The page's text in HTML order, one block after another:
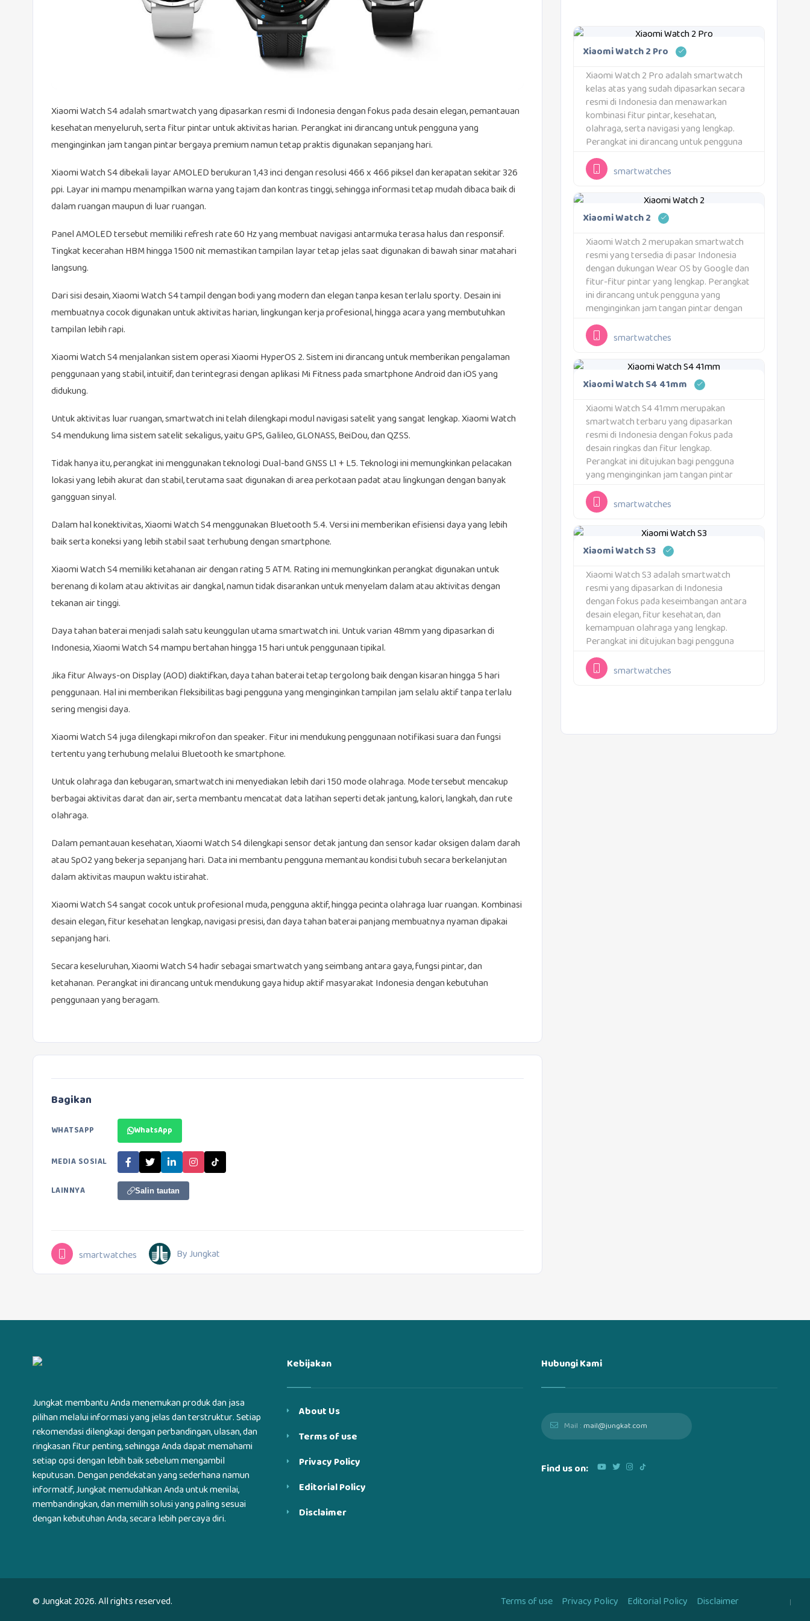
Xiaomi Watch S4 adalah smartwatch yang dipasarkan resmi di Indonesia dengan fokus pada desain elegan, pemantauan
kesehatan menyeluruh, serta fitur pintar untuk aktivitas harian. Perangkat ini dirancang untuk pengguna yang
menginginkan jam tangan pintar bergaya premium namun tetap praktis digunakan sepanjang hari.
Xiaomi Watch S4 dibekali layar AMOLED berukuran 1,43 inci dengan resolusi 466 x 466 piksel dan kerapatan sekitar 326
ppi. Layar ini mampu menampilkan warna yang tajam dan kontras tinggi, sehingga informasi tetap mudah dibaca baik di
dalam ruangan maupun di luar ruangan.
Panel AMOLED tersebut memiliki refresh rate 60 Hz yang membuat navigasi antarmuka terasa halus dan responsif.
Tingkat kecerahan HBM hingga 1500 nit memastikan tampilan layar tetap jelas saat digunakan di bawah sinar matahari
langsung.
Dari sisi desain, Xiaomi Watch S4 tampil dengan bodi yang modern dan elegan tanpa kesan terlalu sporty. Desain ini
membuatnya cocok digunakan untuk aktivitas harian, lingkungan kerja profesional, hingga acara yang membutuhkan
tampilan lebih rapi.
Xiaomi Watch S4 menjalankan sistem operasi Xiaomi HyperOS 2. Sistem ini dirancang untuk memberikan pengalaman
penggunaan yang stabil, intuitif, dan terintegrasi dengan aplikasi Mi Fitness pada smartphone Android dan iOS yang
didukung.
Untuk aktivitas luar ruangan, smartwatch ini telah dilengkapi modul navigasi satelit yang sangat lengkap. Xiaomi Watch
S4 mendukung lima sistem satelit sekaligus, yaitu GPS, Galileo, GLONASS, BeiDou, dan QZSS.
Tidak hanya itu, perangkat ini menggunakan teknologi Dual-band GNSS L1 + L5. Teknologi ini memungkinkan pelacakan
lokasi yang lebih akurat dan stabil, terutama saat digunakan di area perkotaan padat atau lingkungan dengan banyak
gangguan sinyal.
Dalam hal konektivitas, Xiaomi Watch S4 menggunakan Bluetooth 5.4. Versi ini memberikan efisiensi daya yang lebih
baik serta koneksi yang lebih stabil saat terhubung dengan smartphone.
Xiaomi Watch S4 memiliki ketahanan air dengan rating 5 ATM. Rating ini memungkinkan perangkat digunakan untuk
berenang di kolam atau aktivitas air dangkal, namun tidak disarankan untuk menyelam dalam atau aktivitas dengan
tekanan air tinggi.
Daya tahan baterai menjadi salah satu keunggulan utama smartwatch ini. Untuk varian 48mm yang dipasarkan di
Indonesia, Xiaomi Watch S4 mampu bertahan hingga 15 hari untuk penggunaan tipikal.
Jika fitur Always-on Display (AOD) diaktifkan, daya tahan baterai tetap tergolong baik dengan kisaran hingga 5 hari
penggunaan. Hal ini memberikan fleksibilitas bagi pengguna yang menginginkan tampilan jam selalu aktif tanpa terlalu
sering mengisi daya.
Xiaomi Watch S4 juga dilengkapi mikrofon dan speaker. Fitur ini mendukung penggunaan notifikasi suara dan fungsi
tertentu yang terhubung melalui Bluetooth ke smartphone.
Untuk olahraga dan kebugaran, smartwatch ini menyediakan lebih dari 150 mode olahraga. Mode tersebut mencakup
berbagai aktivitas darat dan air, serta membantu mencatat data latihan seperti detak jantung, kalori, langkah, dan rute
olahraga.
Dalam pemantauan kesehatan, Xiaomi Watch S4 dilengkapi sensor detak jantung dan sensor kadar oksigen dalam darah
atau SpO2 yang bekerja sepanjang hari. Data ini membantu pengguna memantau kondisi tubuh secara berkelanjutan
dalam aktivitas maupun waktu istirahat.
Xiaomi Watch S4 sangat cocok untuk profesional muda, pengguna aktif, hingga pecinta olahraga luar ruangan. Kombinasi
desain elegan, fitur kesehatan lengkap, navigasi presisi, dan daya tahan baterai panjang membuatnya nyaman dipakai
sepanjang hari.
Secara keseluruhan, Xiaomi Watch S4 hadir sebagai smartwatch yang seimbang antara gaya, fungsi pintar, dan
ketahanan. Perangkat ini dirancang untuk mendukung gaya hidup aktif masyarakat Indonesia dengan kebutuhan
penggunaan yang beragam.
Bagikan
WHATSAPP WhatsApp
MEDIA SOSIAL
LAINNYA Salin tautan
smartwatches By Jungkat
Xiaomi Watch 2 Pro
Xiaomi Watch 2 Pro adalah smartwatch
kelas atas yang sudah dipasarkan secara
resmi di Indonesia dan menawarkan
kombinasi fitur pintar, kesehatan,
olahraga, serta navigasi yang lengkap.
Perangkat ini dirancang untuk pengguna
yang ingin jam tangan pintar dengan
kemampuan tinggi, tampilan elegan, serta
dukungan aplikasi dari ekosistem Google
lewat Wear OS.Perangkat...
smartwatches
Xiaomi Watch 2
Xiaomi Watch 2 merupakan smartwatch
resmi yang tersedia di pasar Indonesia
dengan dukungan Wear OS by Google dan
fitur-fitur pintar yang lengkap. Perangkat
ini dirancang untuk pengguna yang
menginginkan jam tangan pintar dengan
kombinasi antarmuka yang familiar,
pelacakan kesehatan menyeluruh, serta
dukungan aplikasi pihak ketiga.Xiaomi
Watch 2 hadir dengan layar...
smartwatches
Xiaomi Watch S4 41mm
Xiaomi Watch S4 41mm merupakan
smartwatch terbaru yang dipasarkan
resmi di Indonesia dengan fokus pada
desain ringkas dan fitur lengkap.
Perangkat ini ditujukan bagi pengguna
yang menginginkan jam tangan pintar
bergaya modern dengan fungsi kesehatan
dan kebugaran yang
menyeluruh.Smartwatch ini dibekali layar
AMOLED berukuran 1,32 inci dengan
smartwatches
Xiaomi Watch S3
Xiaomi Watch S3 adalah smartwatch
resmi yang dipasarkan di Indonesia
dengan fokus pada keseimbangan antara
desain elegan, fitur kesehatan, dan
kemampuan olahraga yang lengkap.
Perangkat ini ditujukan bagi pengguna
yang membutuhkan jam tangan pintar
untuk mendukung aktivitas harian tanpa
mengorbankan tampilan yang rapi dan
smartwatches
Jungkat membantu Anda menemukan produk dan jasa
pilihan melalui informasi yang jelas dan terstruktur. Setiap
rekomendasi dilengkapi dengan perbandingan, ulasan, dan
ringkasan fitur penting, sehingga Anda dapat memahami
setiap opsi dengan lebih baik sebelum mengambil
keputusan. Dengan pendekatan yang sederhana namun
informatif, Jungkat memudahkan Anda untuk menilai,
membandingkan, dan memilih solusi yang paling sesuai
dengan kebutuhan Anda, secara lebih percaya diri.
Kebijakan
About Us
Terms of use
Privacy Policy
Editorial Policy
Disclaimer
Hubungi Kami
Mail :mail@jungkat.com
Find us on:
© Jungkat2026. All rights reserved. Terms of use Privacy Policy Editorial Policy Disclaimer